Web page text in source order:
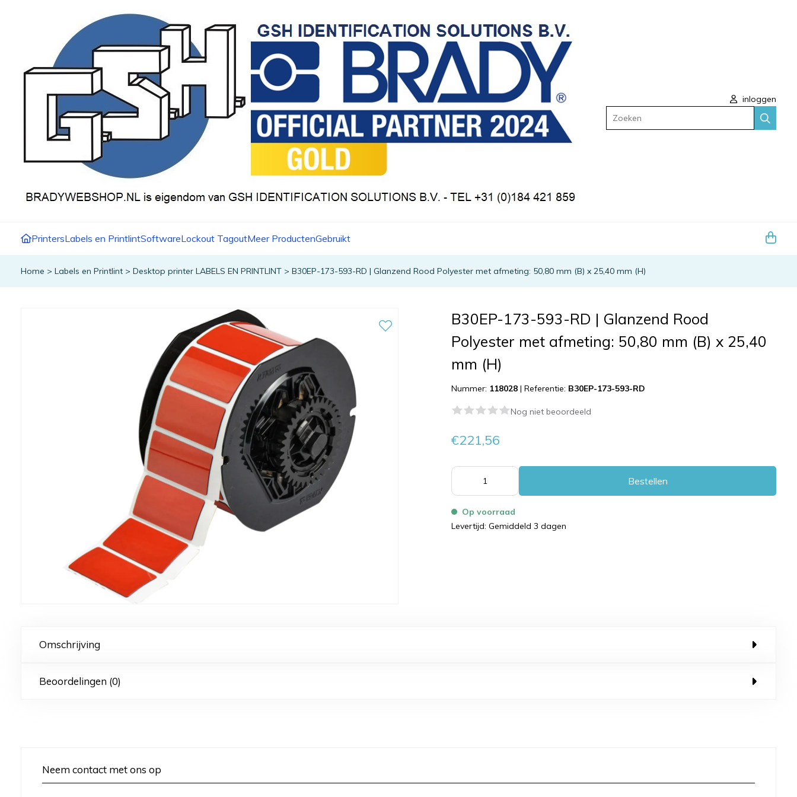
inloggen
Zoeken
PrintersLabels en PrintlintSoftwareLockout TagoutMeer ProductenGebruikt
Home > Labels en Printlint > Desktop printer LABELS EN PRINTLINT > B30EP-173-593-RD | Glanzend Rood Polyester met afmeting: 50,80 mm (B) x 25,40 mm (H)
B30EP-173-593-RD | Glanzend Rood
Polyester met afmeting: 50,80 mm (B) x 25,40
mm (H)
Nummer: 118028 |Referentie: B30EP-173-593-RD
Nog niet beoordeeld
€221,56
Bestellen
Op voorraad
Levertijd: Gemiddeld 3 dagen
Omschrijving
Beoordelingen (0)
Neem contact met ons op